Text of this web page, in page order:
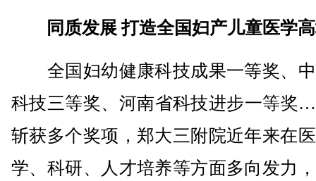
同质发展 打造全国妇产儿童医学
全国妇幼健康科技成果一等奖、
科技三等奖、河南省科技进步一等奖
斩获多个奖项，郑大三附院近年来在
学、科研、人才培养等方面多向发力